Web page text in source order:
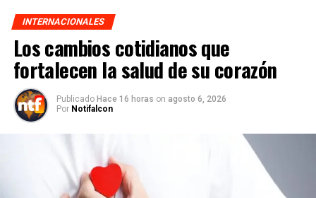
INTERNACIONALES
Los cambios cotidianos que
fortalecen la salud de su corazón
Publicado Hace 16 horas on agosto 6, 2026
Por Notifalcon